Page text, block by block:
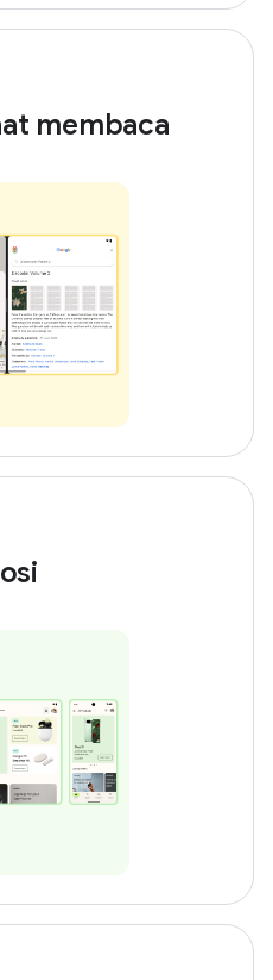
membaca